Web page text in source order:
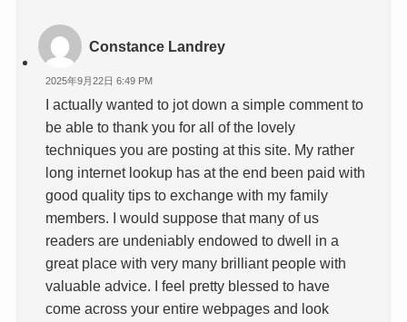
Constance Landrey
2025年9月22日 6:49 PM
I actually wanted to jot down a simple comment to
be able to thank you for all of the lovely
techniques you are posting at this site. My rather
long internet lookup has at the end been paid with
good quality tips to exchange with my family
members. I would suppose that many of us
readers are undeniably endowed to dwell in a
great place with very many brilliant people with
valuable advice. I feel pretty blessed to have
come across your entire webpages and look